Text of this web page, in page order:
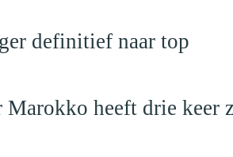
definitief naar top
heeft drie keer